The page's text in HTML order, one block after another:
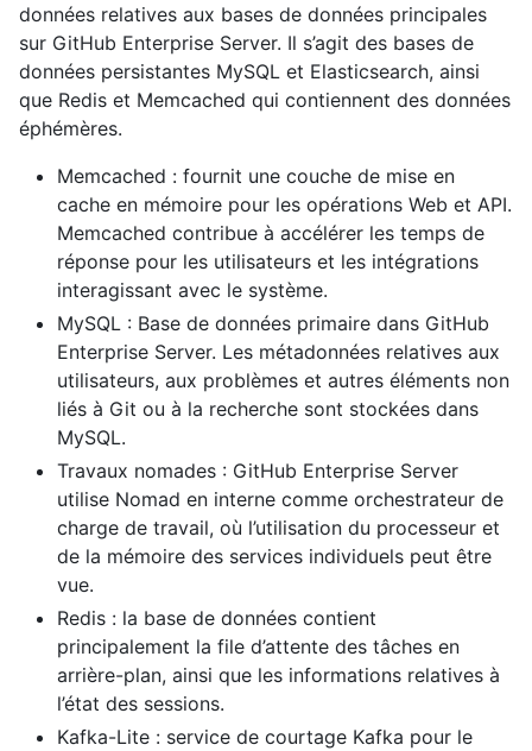
données relatives aux bases de données principales
sur GitHub Enterprise Server. Il s’agit des bases de
données persistantes MySQL et Elasticsearch, ainsi
que Redis et Memcached qui contiennent des données
éphémères.
Memcached : fournit une couche de mise en
cache en mémoire pour les opérations Web et API.
Memcached contribue à accélérer les temps de
réponse pour les utilisateurs et les intégrations
interagissant avec le système.
MySQL : Base de données primaire dans GitHub
Enterprise Server. Les métadonnées relatives aux
utilisateurs, aux problèmes et autres éléments non
liés à Git ou à la recherche sont stockées dans
MySQL.
Travaux nomades : GitHub Enterprise Server
utilise Nomad en interne comme orchestrateur de
charge de travail, où l’utilisation du processeur et
de la mémoire des services individuels peut être
vue.
Redis : la base de données contient
principalement la file d’attente des tâches en
arrière-plan, ainsi que les informations relatives à
l’état des sessions.
Kafka-Lite : service de courtage Kafka pour le